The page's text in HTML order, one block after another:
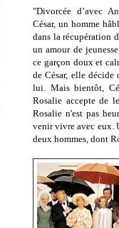
"Divorcée d’avec
César, un homme
dans la récupération
un amour de
ce garçon doux et
de César, elle
lui. Mais bientôt,
Rosalie accepte de
Rosalie n'est pas
venir vivre avec eux.
deux hommes, dont